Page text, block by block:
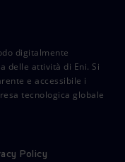
digitalmente
delle attività di Eni. Si
e accessibile i
tecnologica globale
Policy